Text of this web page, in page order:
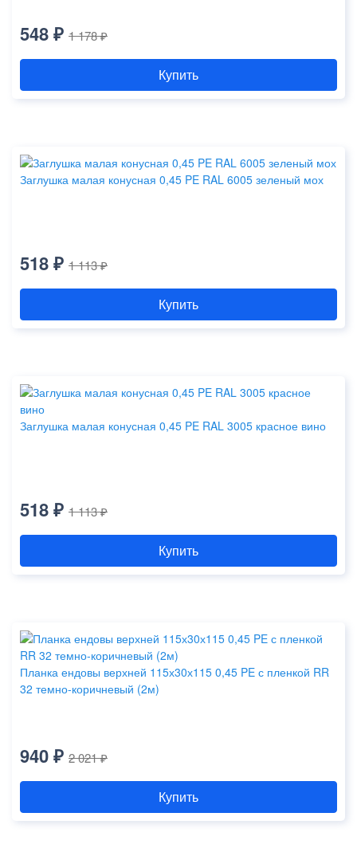
548 ₽ 1 178 ₽
Купить
Заглушка малая конусная 0,45 PE RAL 6005 зеленый мох
518 ₽ 1 113 ₽
Купить
Заглушка малая конусная 0,45 PE RAL 3005 красное вино
518 ₽ 1 113 ₽
Купить
Планка ендовы верхней 115х30х115 0,45 PE с пленкой RR
32 темно-коричневый (2м)
940 ₽ 2 021 ₽
Купить